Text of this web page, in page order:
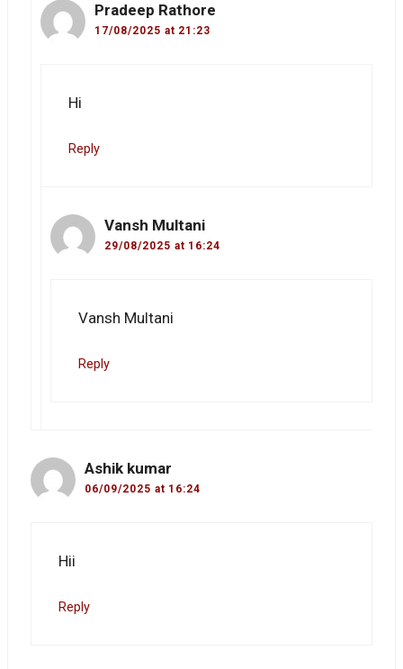
Pradeep Rathore
17/08/2025 at 21:23
Hi
Reply
Vansh Multani
29/08/2025 at 16:24
Vansh Multani
Reply
Ashik kumar
06/09/2025 at 16:24
Hii
Reply